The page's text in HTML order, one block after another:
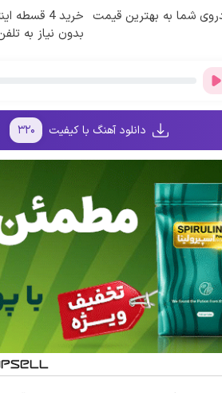
شما به بهترین قیمت
خرید 4
بدون نیاز به
دانلود آهنگ با کیفیت ۳۲۰